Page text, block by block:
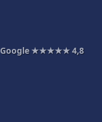
Google ★★★★★4,8